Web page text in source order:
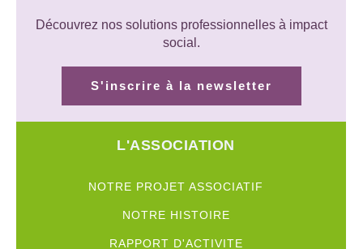
Découvrez nos solutions professionnelles à impact
social.
S'inscrire à la newsletter
L'ASSOCIATION
NOTRE PROJET ASSOCIATIF
NOTRE HISTOIRE
RAPPORT D'ACTIVITE